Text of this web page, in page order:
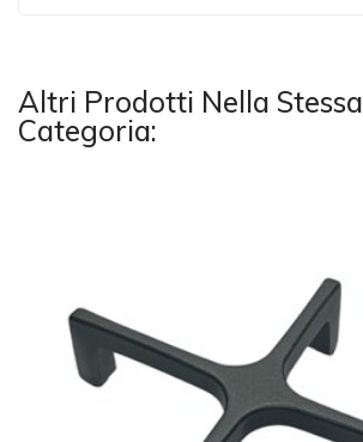
Altri Prodotti Nella Stessa
Categoria: